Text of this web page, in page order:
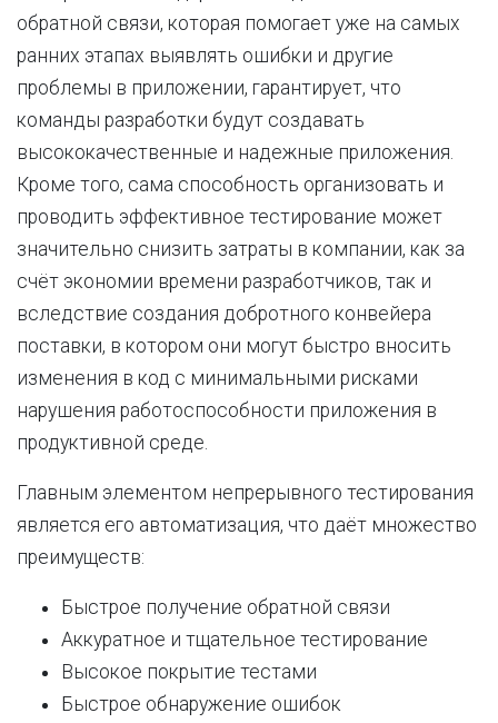
обратной связи, которая помогает уже на самых
ранних этапах выявлять ошибки и другие
проблемы в приложении, гарантирует, что
команды разработки будут создавать
высококачественные и надежные приложения.
Кроме того, сама способность организовать и
проводить эффективное тестирование может
значительно снизить затраты в компании, как за
счёт экономии времени разработчиков, так и
вследствие создания добротного конвейера
поставки, в котором они могут быстро вносить
изменения в код с минимальными рисками
нарушения работоспособности приложения в
продуктивной среде.
Главным элементом непрерывного тестирования
является его автоматизация, что даёт множество
преимуществ:
Быстрое получение обратной связи
Аккуратное и тщательное тестирование
Высокое покрытие тестами
Быстрое обнаружение ошибок